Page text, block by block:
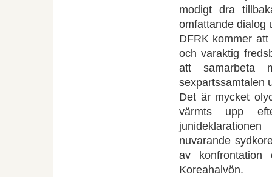
modigt dra
omfattande dialog
DFRK kommer
och varaktig
att samarbeta
sexpartssamtalen
Det är mycket
värmts upp
nuvarande
av
Koreahalvön.